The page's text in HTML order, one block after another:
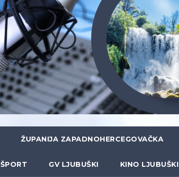
ŽUPANIJA ZAPADNOHERCEGOVAČKA
ŠPORT GV LJUBUŠKI KINO LJUBUŠKI